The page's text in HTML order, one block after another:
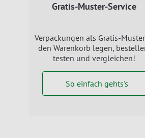
Gratis-Muster-Service
Verpackungen als Gratis-
den Warenkorb legen,
testen und vergleichen!
So einfach gehts's